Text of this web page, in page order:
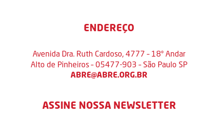
ENDEREÇO
Avenida Dra. Ruth Cardoso, 4777 – 18º Andar
Alto de Pinheiros – 05477-903 – São Paulo SP
ABRE@ABRE.ORG.BR
ASSINE NOSSA NEWSLETTER